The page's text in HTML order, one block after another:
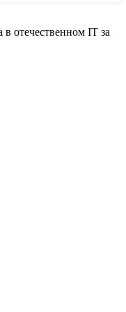
отечественном IT за